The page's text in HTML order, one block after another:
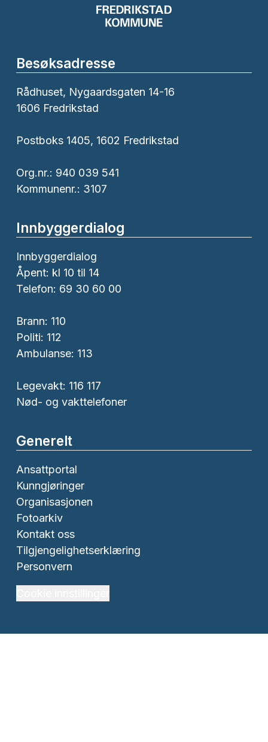
Besøksadresse
Rådhuset, Nygaardsgaten 14-16
1606 Fredrikstad
Postboks 1405, 1602 Fredrikstad
Org.nr.: 940 039 541
Kommunenr.: 3107
Innbyggerdialog
Innbyggerdialog
Åpent: kl 10 til 14
Telefon: 69 30 60 00
Brann: 110
Politi: 112
Ambulanse: 113
Legevakt: 116 117
Nød- og vakttelefoner
Generelt
Ansattportal
Kunngjøringer
Organisasjonen
Fotoarkiv
Kontakt oss
Tilgjengelighetserklæring
Personvern